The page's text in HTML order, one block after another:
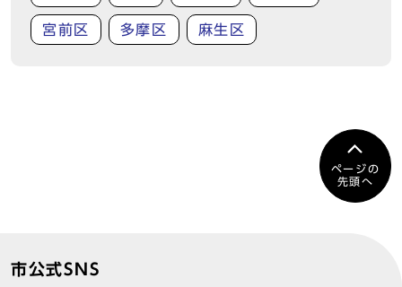
宮前区 多摩区 麻生区
ページの
先頭へ
市公式SNS